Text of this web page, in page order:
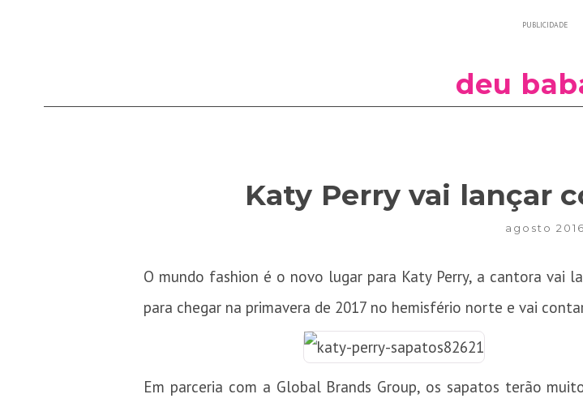
PUBLICIDADE
deu
Katy Perry vai lançar
agosto 2016
O mundo fashion é o novo lugar para Katy Perry, a cantora vai
para chegar na primavera de 2017 no hemisfério norte e vai
Em parceria com a Global Brands Group, os sapatos terão